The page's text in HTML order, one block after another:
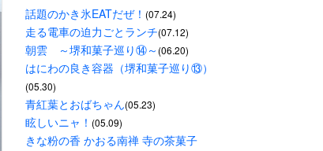
話題のかき氷EATだぜ！ (07.24)
走る電車の迫力ごとランチ(07.12)
朝雲　～堺和菓子巡り⑭～(06.20)
はにわの良き容器（堺和菓子巡り⑬）
(05.30)
青紅葉とおばちゃん(05.23)
眩しいニャ！ (05.09)
きな粉の香 かおる南禅 寺の茶菓子